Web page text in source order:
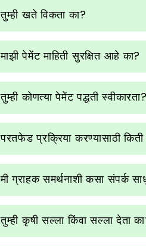
तुम्ही खते विकता का?
माझी पेमेंट माहिती सुरक्षित आहे का?
तुम्ही कोणत्या पेमेंट पद्धती स्वीकारता?
परतफेड प्रक्रिया करण्यासाठी
मी ग्राहक समर्थनाशी कसा संपर्क
तुम्ही कृषी सल्ला किंवा सल्ला देता